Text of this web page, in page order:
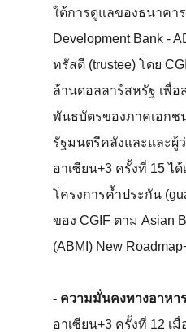
ใต้การดูแลของธนาคา
Development Bank -
ทรัสตี (trustee) โดย
ล้านดอลลาร์สหรัฐ เพื่
พันธบัตรของภาคเอกช
รัฐมนตรีคลังและและผู้
อาเซียน+3 ครั้งที่ 15 ไ
โครงการค้ำประกัน
ของ CGIF ตาม Asian
(ABMI) New
- ความมั่นคงทางอาหา
อาเซียน+3 ครั้งที่ 12 เ